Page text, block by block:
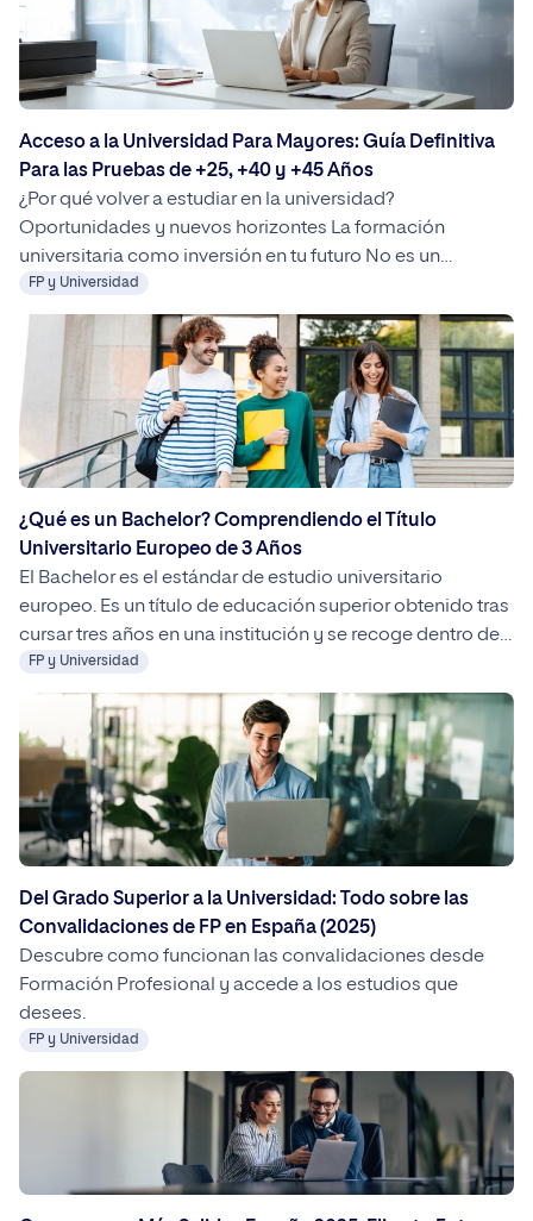
Acceso a la Universidad Para Mayores: Guía Definitiva
Para las Pruebas de +25, +40 y +45 Años
¿Por qué volver a estudiar en la universidad?
Oportunidades y nuevos horizontes La formación
universitaria como inversión en tu futuro No es un
misterio que la universidad es el salto por excelencia al
mundo laboral. Hasta hace unos años representaba el fin
de la carrera académica de la mayoría de las personas.
Mediante un grado […]
FP y Universidad
¿Qué es un Bachelor? Comprendiendo el Título
Universitario Europeo de 3 Años
El Bachelor es el estándar de estudio universitario
europeo. Es un título de educación superior obtenido tras
cursar tres años en una institución y se recoge dentro del
EEES. En España, equivale a un grado universitario.
FP y Universidad
Del Grado Superior a la Universidad: Todo sobre las
Convalidaciones de FP en España (2025)
Descubre como funcionan las convalidaciones desde
Formación Profesional y accede a los estudios que
desees.
FP y Universidad